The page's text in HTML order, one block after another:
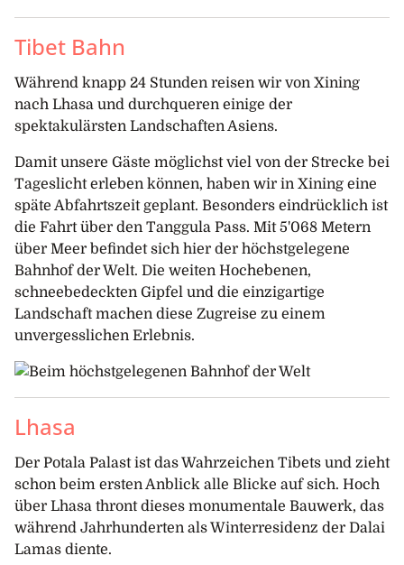
Tibet Bahn
Während knapp 24 Stunden reisen wir von Xining
nach Lhasa und durchqueren einige der
spektakulärsten Landschaften Asiens.
Damit unsere Gäste möglichst viel von der Strecke bei
Tageslicht erleben können, haben wir in Xining eine
späte Abfahrtszeit geplant. Besonders eindrücklich ist
die Fahrt über den Tanggula Pass. Mit 5'068 Metern
über Meer befindet sich hier der höchstgelegene
Bahnhof der Welt. Die weiten Hochebenen,
schneebedeckten Gipfel und die einzigartige
Landschaft machen diese Zugreise zu einem
unvergesslichen Erlebnis.
Lhasa
Der Potala Palast ist das Wahrzeichen Tibets und zieht
schon beim ersten Anblick alle Blicke auf sich. Hoch
über Lhasa thront dieses monumentale Bauwerk, das
während Jahrhunderten als Winterresidenz der Dalai
Lamas diente.